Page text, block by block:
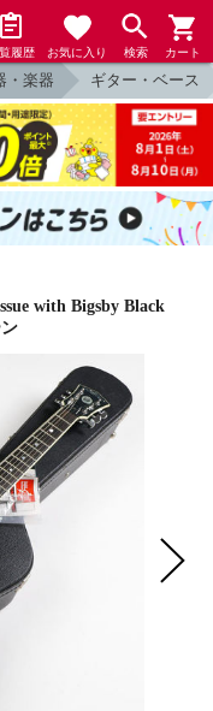
履歴 お気に入り 検索 カート
・楽器 ギター・ベース
with Bigsby Black